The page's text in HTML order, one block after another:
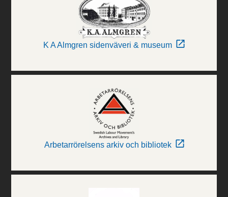
K A Almgren sidenväveri & museum
Arbetarrörelsens arkiv och bibliotek